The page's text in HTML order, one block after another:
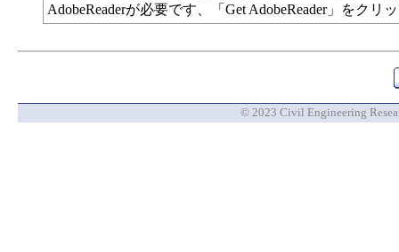
AdobeReaderが必要です、「Get AdobeReader」をク
© 2023 Civil Engineering